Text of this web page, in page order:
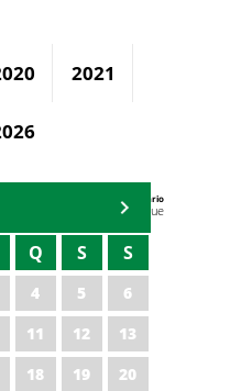
2021
Agenda do Secretário
Zezinho Albuquerque
Q S S
4 5
6
11 12
13
18 19
20